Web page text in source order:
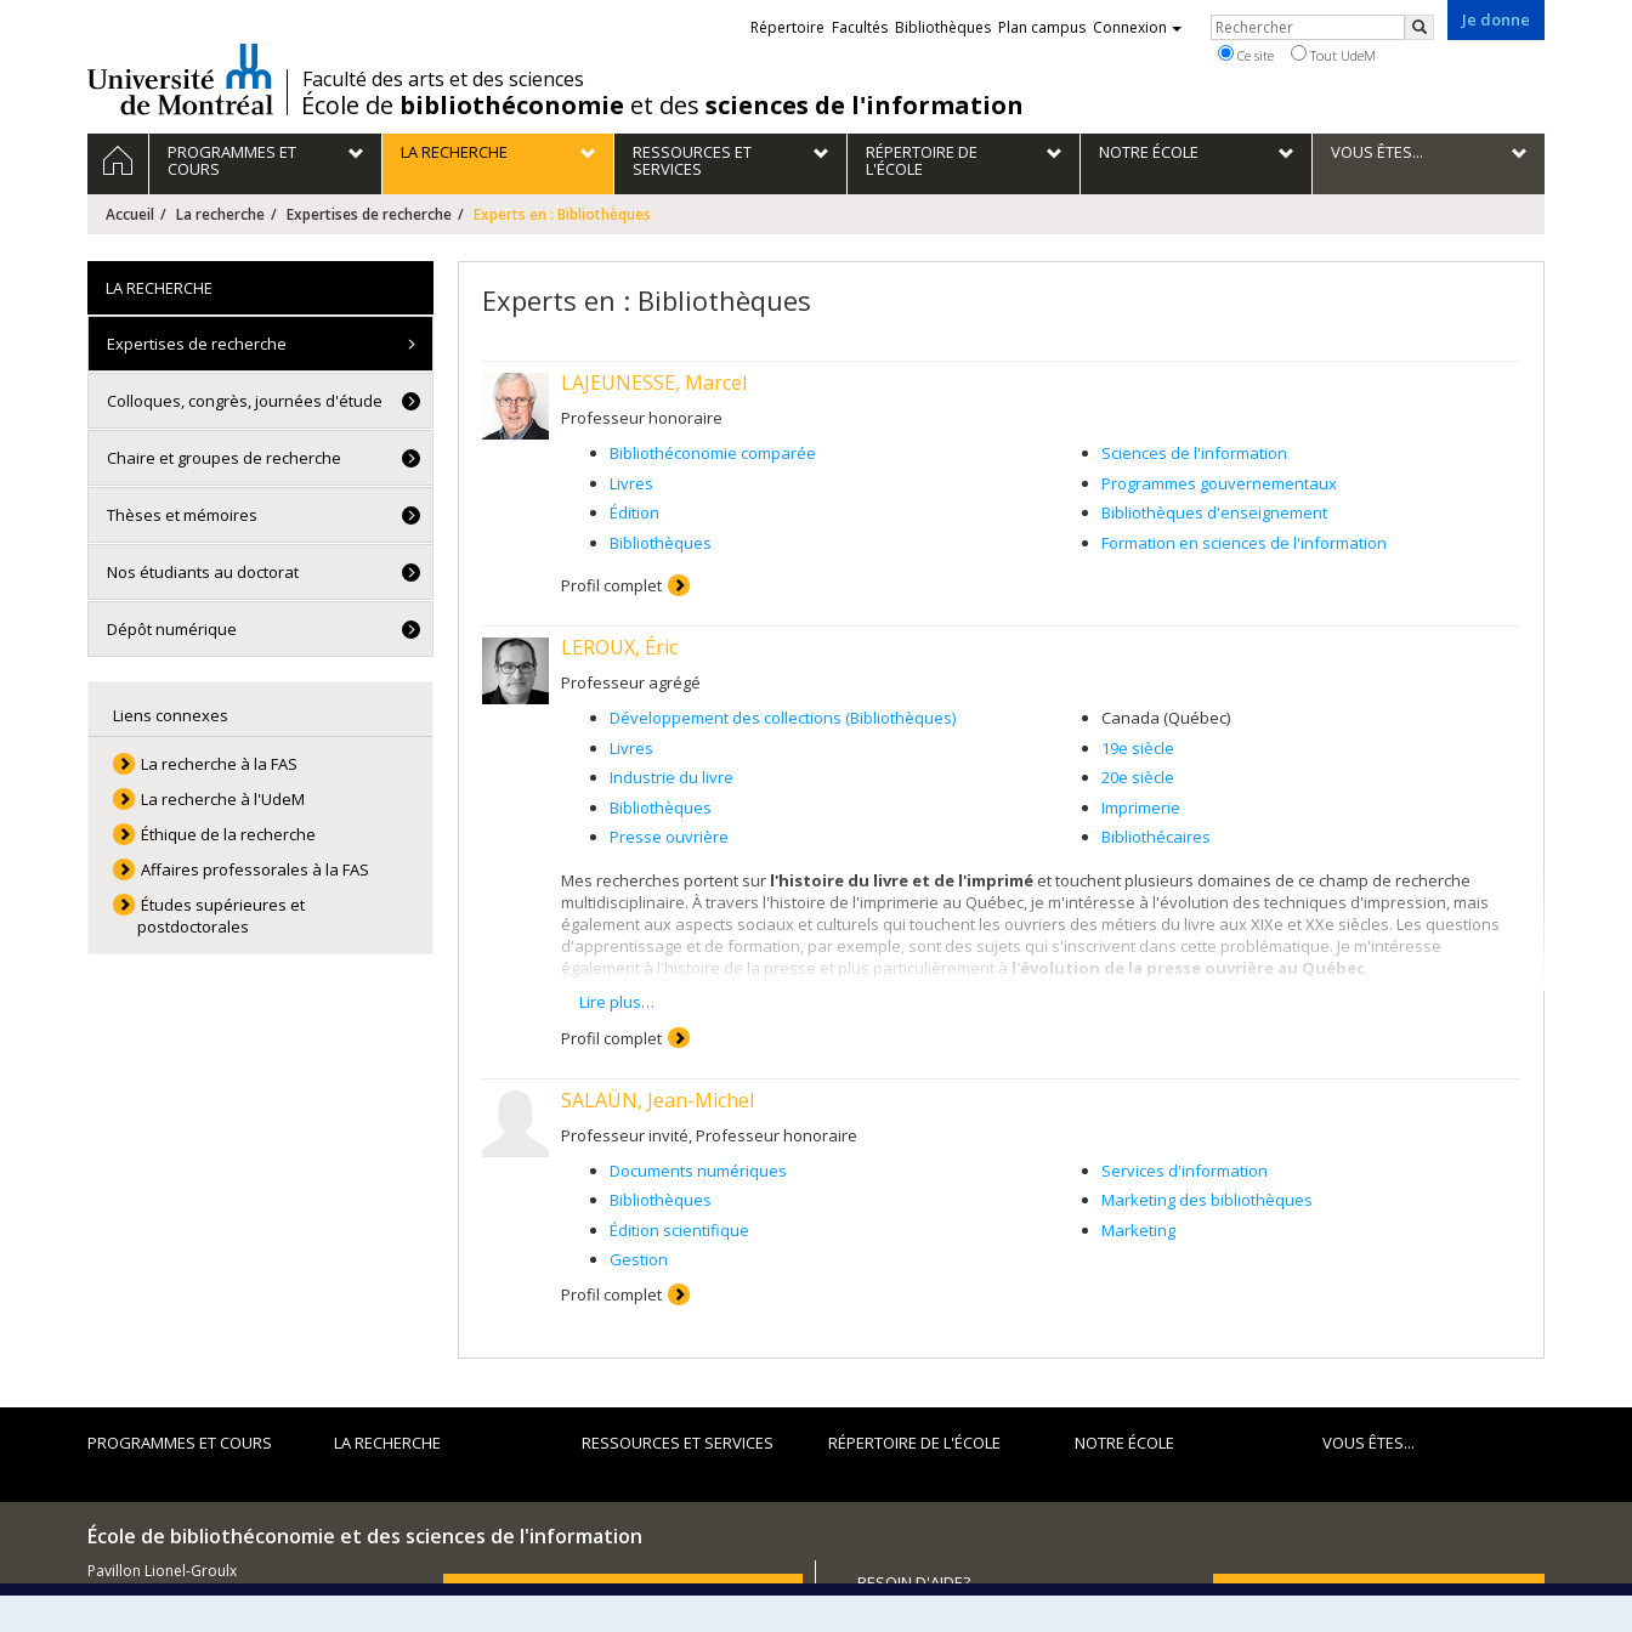
/Faculté des arts et des sciences
École de bibliothéconomie et des sciences de l'information
Je donne
Liens
externes
Répertoire Facultés Bibliothèques Plan campus Connexion Rechercher
Rechercher
Ce site Tout UdeM
Navigation
principale
ACCUEILPROGRAMMES ET
COURS
LA RECHERCHE RESSOURCES ET
SERVICES
RÉPERTOIRE DE
L'ÉCOLE
NOTRE ÉCOLE VOUS ÊTES...
Accueil La recherche Expertises de recherche Experts en : Bibliothèques
Experts en : Bibliothèques
LAJEUNESSE, Marcel
Professeur honoraire
Bibliothéconomie comparée
Livres
Édition
Bibliothèques
Sciences de l'information
Programmes gouvernementaux
Bibliothèques d'enseignement
Formation en sciences de l'information
Profil complet
LEROUX, Éric
Professeur agrégé
Développement des collections (Bibliothèques)
Livres
Industrie du livre
Bibliothèques
Presse ouvrière
Canada (Québec)
19e siècle
20e siècle
Imprimerie
Bibliothécaires
Mes recherches portent sur l'histoire du livre et de l'imprimé et touchent plusieurs domaines de ce champ de recherche
multidisciplinaire. À travers l'histoire de l'imprimerie au Québec, je m'intéresse à l'évolution des techniques d'impression, mais
également aux aspects sociaux et culturels qui touchent les ouvriers des métiers du livre aux XIXe et XXe siècles. Les questions
d'apprentissage et de formation, par exemple, sont des sujets qui s'inscrivent dans cette problématique. Je m'intéresse
également à l'histoire de la presse et plus particulièrement à l'évolution de la presse ouvrière au Québec
Ces dernières années, je m’intéresse plus particulièrement à l’histoire des bibliothèques comme institutions, mais également à
l’histoire des femmes bibliothécaires au Québec. Avec Marcel Lajeunesse et Marie D. Martel, nous avons fait paraître en 2020 un
premier ouvrage portant sur cette question :
Lire plus…
Profil complet
SALAÜN, Jean-Michel
Professeur invité, Professeur honoraire
Documents numériques
Bibliothèques
Édition scientifique
Gestion
Services d'information
Marketing des bibliothèques
Marketing
Profil complet
LA RECHERCHE
Expertises de recherche
Colloques, congrès, journées d'étude
Chaire et groupes de recherche
Thèses et mémoires
Nos étudiants au doctorat
Dépôt numérique
Liens connexes
La recherche à la FAS
La recherche à l'UdeM
Éthique de la recherche
Affaires professorales à la FAS
Études supérieures et
postdoctorales
PROGRAMMES ET COURS LA RECHERCHE RESSOURCES ET SERVICES RÉPERTOIRE DE L'ÉCOLE NOTRE ÉCOLE VOUS ÊTES...
École de bibliothéconomie et des sciences de l'information
Pavillon Lionel-Groulx
3150, rue Jean-Brillant
Comment soutenir l'École?
BESOIN D'AIDE?
FACULTÉ DES ARTS ET DES SCIENCES